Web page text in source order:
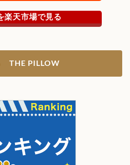
楽天市場で見る
THE PILLOW